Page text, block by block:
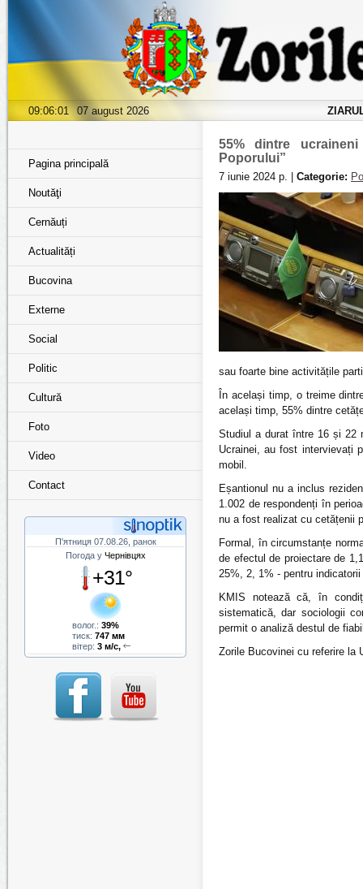
09:06:02 07 august 2026
Pagina principală
Noutăţi
Cernăuți
Actualități
Bucovina
Externe
Social
Politic
Cultură
Foto
Video
Contact
П'ятниця 07.08.26, ранок
Погода у Чернівцях
+31°
волог.: 39%
тиск: 747 мм
вітер: 3 м/с,
55% dintre
Poporului”
7 iunie 2024 р. | Categorie:
sau foarte bine activitățile
În același timp, o treime
același timp, 55% dintre
Studiul a durat între 16 și 22
Ucrainei, au fost intervievați
mobil.
Eșantionul nu a inclus
1.002 de respondenți în
nu a fost realizat cu cetățenii
Formal, în circumstanțe
de efectul de proiectare de
25%, 2, 1% - pentru
KMIS notează că, în
sistematică, dar sociologii
permit o analiză destul de
Zorile Bucovinei cu referire la